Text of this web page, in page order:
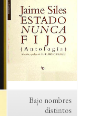
Bajo nombres
distintos